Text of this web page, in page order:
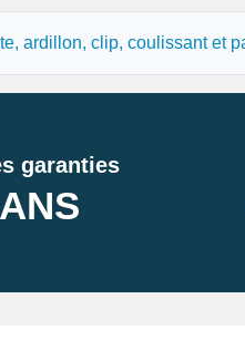
ardillon, clip, coulissant et
garanties